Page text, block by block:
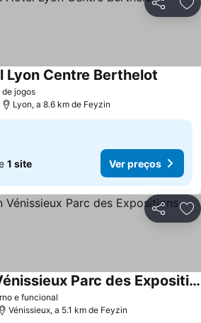
Partilhar
de jogosVer preços
Lyon Centre Berthelot
Lyon, a 8.6 km de Feyzin
1 site Ver preços
Partilhar
e funcional
ACE Hôtel Lyon Vénissieux Parc des Expositions
Vénissieux, a 5.1 km de Feyzin